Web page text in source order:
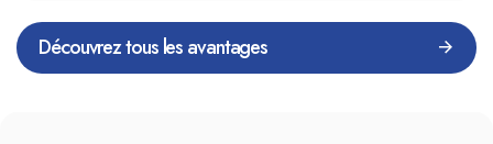
Découvrez tous les avantages